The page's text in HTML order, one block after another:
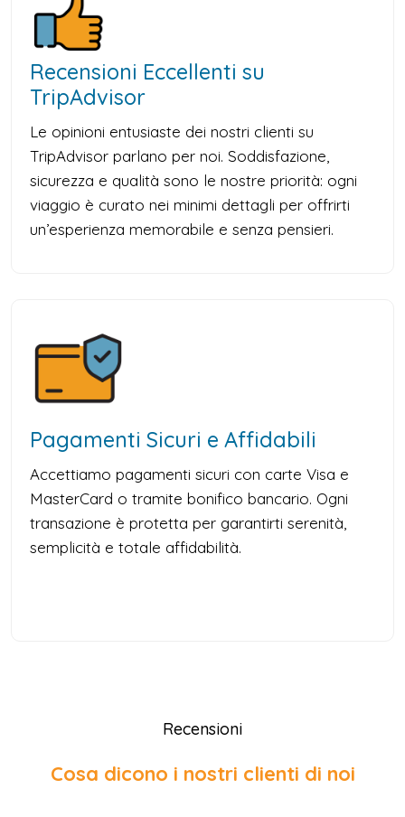
Recensioni Eccellenti su
TripAdvisor
Le opinioni entusiaste dei nostri clienti su
TripAdvisor parlano per noi. Soddisfazione,
sicurezza e qualità sono le nostre priorità: ogni
viaggio è curato nei minimi dettagli per offrirti
un’esperienza memorabile e senza pensieri.
Pagamenti Sicuri e Affidabili
Accettiamo pagamenti sicuri con carte Visa e
MasterCard o tramite bonifico bancario. Ogni
transazione è protetta per garantirti serenità,
semplicità e totale affidabilità.
Recensioni
Cosa dicono i nostri clienti di noi